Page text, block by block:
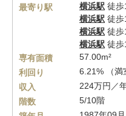
最寄り駅
横浜駅 徒
横浜駅 徒
横浜駅 徒
横浜駅 徒
専有面積
57.00m²
利回り
6.21% （満
収入
224万円／
階数
5/10階